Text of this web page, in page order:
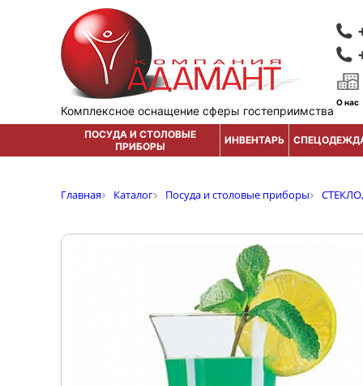
Комплексное оснащение сферы гостеприимства
О нас
ПОСУДА И СТОЛОВЫЕ
ПРИБОРЫ
ИНВЕНТАРЬ
Главная Каталог Посуда и столовые приборы